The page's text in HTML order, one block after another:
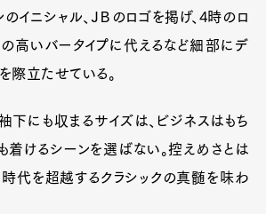
のイニシャル、ＪＢのロゴを掲げ、4時のロ
高いバータイプに代えるなど細部にデ
際立たせている。
下にも収まるサイズは、ビジネスはもち
着けるシーンを選ばない。控えめさとは
代を超越するクラシックの真髄を味わ